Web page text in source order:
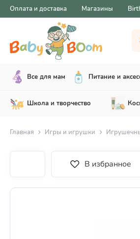
Оплата и доставка Магазины
Все для мам Питание и
Школа и творчество
Главная Игры и игрушки
В избранное